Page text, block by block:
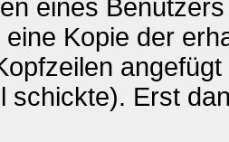
eines
Kopie der
schickte). Erst